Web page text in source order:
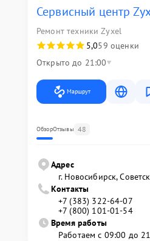
Сервисный центр
Ремонт техники Zyxel
5,059 оценки
Открыто до 21:00
Маршрут
ОбзорОтзывы 48
Адрес
г. Новосибирск,
Контакты
+7 (383) 322-64-07
+7 (800) 101-01-54
Время работы
Работаем с 09:00 до